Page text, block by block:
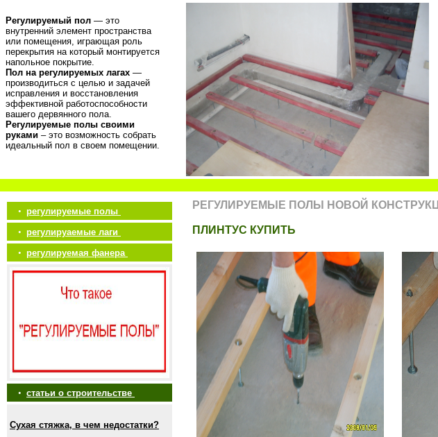
Регулируемый пол — это
внутренний элемент пространства
или помещения, играющая роль
перекрытия на который монтируется
напольное покрытие.
Пол на регулируемых лагах —
производиться с целью и задачей
исправления и восстановления
эффективной работоспособности
вашего дервянного пола.
Регулируемые полы своими
руками – это возможность собрать
идеальный пол в своем помещении.
• регулируемые полы
• регулируаемые лаги
• регулируемая фанера
• статьи о строительстве
Сухая стяжка, в чем недостатки?
РЕГУЛИРУЕМЫЕ ПОЛЫ НОВОЙ
ПЛИНТУС КУПИТЬ